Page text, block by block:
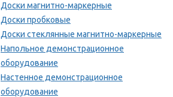
Доски магнитно-маркерные
Доски пробковые
Доски стеклянные магнитно-маркерные
Напольное демонстрационное
оборудование
Настенное демонстрационное
оборудование